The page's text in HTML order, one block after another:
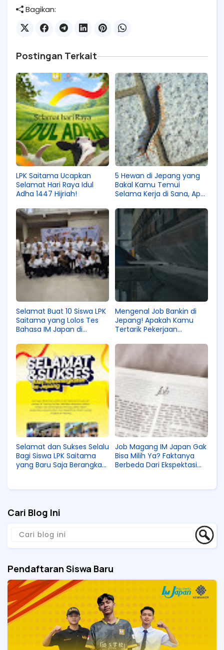
Bagikan:
Postingan Terkait
LPK Saitama Ucapkan
Selamat Hari Raya Idul
Adha 1447 Hijriah!
5 Hewan di Jepang yang
Bakal Kamu Temui
Selama Kerja di Sana, Apa
Selamat Buat 10 Siswa LPK
Saitama yang Lolos Tes
Bahasa IM Japan di
Mengenal Job Bankin di
Jepang! Apakah Kamu
Tertarik Pekerjaan
Sana?
Selamat dan Sukses Selalu
Bagi Siswa LPK Saitama
yang Baru Saja Berangkat
Job Magang IM Japan Gak
Bisa Milih Ya? Faktanya
Berbeda Dari Ekspektasi
Cari Blog Ini
Pendaftaran Siswa Baru